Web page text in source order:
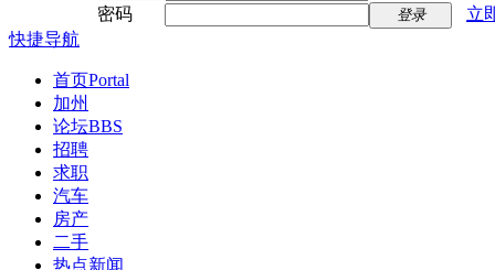
密码
登录
立
快捷导航
首页Portal
加州
论坛BBS
招聘
求职
汽车
房产
二手
热点新闻